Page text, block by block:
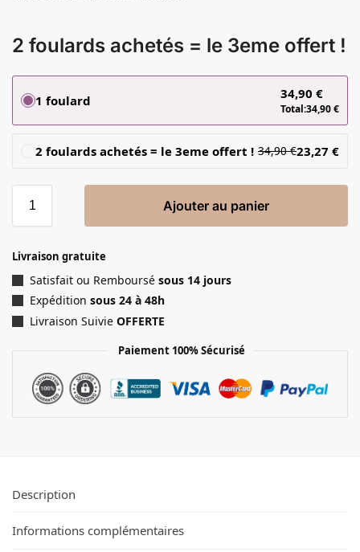
2 foulards achetés = le 3eme offert !
1 foulard 34,90 €
Total:34,90€
2 foulards achetés = le 3eme offert ! 34,90€23,27 €
Ajouter au panier
Livraison gratuite
Satisfait ou Remboursé sous 14 jours
Expédition sous 24 à 48h
Livraison Suivie OFFERTE
Paiement 100% Sécurisé
Description
Informations complémentaires